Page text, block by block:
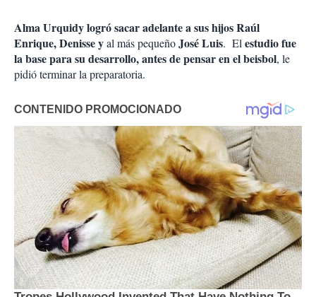
Alma Urquidy logró sacar adelante a sus hijos Raúl
Enrique, Denisse yal más pequeñoJosé Luis. Elestudio fue
la base para su desarrollo, antes de pensar en el beisbol, le
pidió terminar la preparatoria.